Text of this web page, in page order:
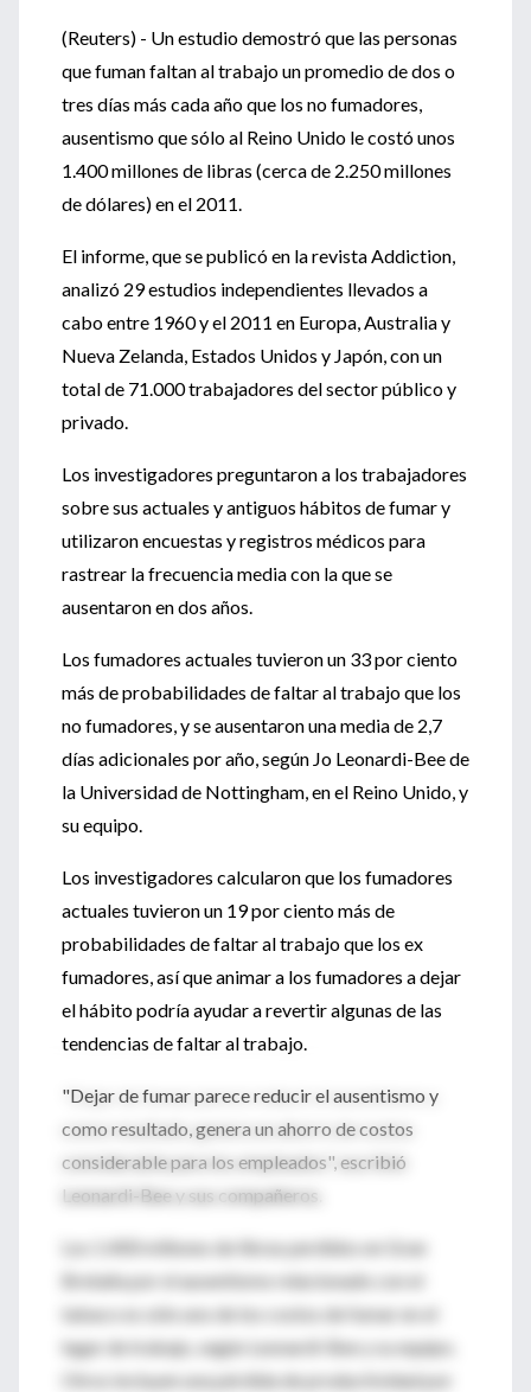
(Reuters) - Un estudio demostró que las personas
que fuman faltan al trabajo un promedio de dos o
tres días más cada año que los no fumadores,
ausentismo que sólo al Reino Unido le costó unos
1.400 millones de libras (cerca de 2.250 millones
de dólares) en el 2011.
El informe, que se publicó en la revista Addiction,
analizó 29 estudios independientes llevados a
cabo entre 1960 y el 2011 en Europa, Australia y
Nueva Zelanda, Estados Unidos y Japón, con un
total de 71.000 trabajadores del sector público y
privado.
Los investigadores preguntaron a los trabajadores
sobre sus actuales y antiguos hábitos de fumar y
utilizaron encuestas y registros médicos para
rastrear la frecuencia media con la que se
ausentaron en dos años.
Los fumadores actuales tuvieron un 33 por ciento
más de probabilidades de faltar al trabajo que los
no fumadores, y se ausentaron una media de 2,7
días adicionales por año, según Jo Leonardi-Bee de
la Universidad de Nottingham, en el Reino Unido, y
su equipo.
Los investigadores calcularon que los fumadores
actuales tuvieron un 19 por ciento más de
probabilidades de faltar al trabajo que los ex
fumadores, así que animar a los fumadores a dejar
el hábito podría ayudar a revertir algunas de las
tendencias de faltar al trabajo.
"Dejar de fumar parece reducir el ausentismo y
como resultado, genera un ahorro de costos
considerable para los empleados", escribió
Leonardi-Bee y sus compañeros.
Los 1.400 millones de libras perdidos en Gran
Bretaña por el ausentismo relacionado con el
tabaco es sólo uno de los costos de fumar en el
lugar de trabajo, según Leonardi-Bee y su equipo.
Otros incluyen una pérdida de productividad por